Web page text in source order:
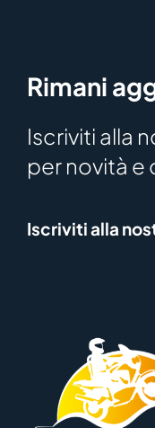
Rimani
Iscriviti alla
per novità e
Iscriviti alla